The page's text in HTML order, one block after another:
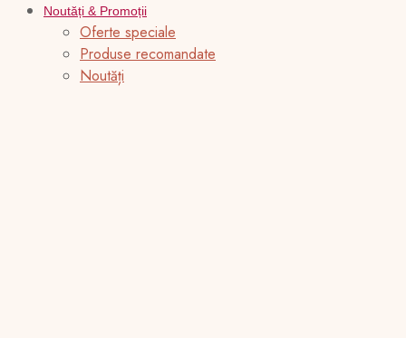
Noutăți & Promoții
Oferte speciale
Produse recomandate
Noutăți